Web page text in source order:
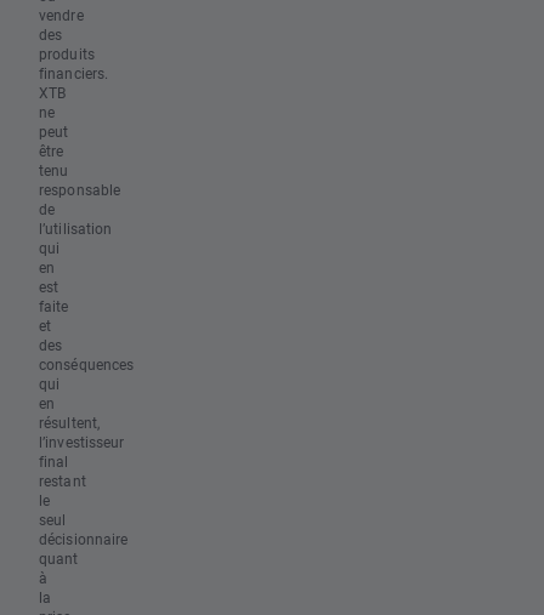
vendre
des
produits
financiers.
XTB
ne
peut
être
tenu
responsable
de
l’utilisation
qui
en
est
faite
et
des
conséquences
qui
en
résultent,
l’investisseur
final
restant
le
seul
décisionnaire
quant
à
la